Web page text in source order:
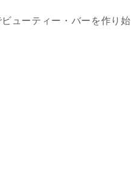
ューティー・バーを作り始